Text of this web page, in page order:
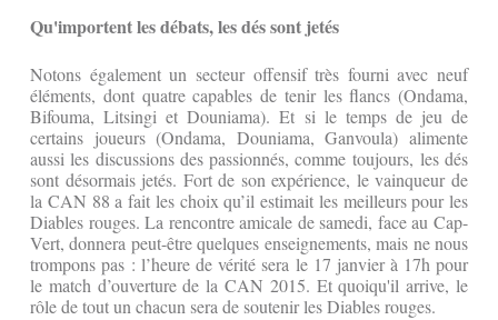
Qu'importent les débats, les dés sont jetés
Notons également un secteur offensif très fourni avec neuf
éléments, dont quatre capables de tenir les flancs (Ondama,
Bifouma, Litsingi et Douniama). Et si le temps de jeu de
certains joueurs (Ondama, Douniama, Ganvoula) alimente
aussi les discussions des passionnés, comme toujours, les dés
sont désormais jetés. Fort de son expérience, le vainqueur de
la CAN 88 a fait les choix qu’il estimait les meilleurs pour les
Diables rouges. La rencontre amicale de samedi, face au Cap-
Vert, donnera peut-être quelques enseignements, mais ne nous
trompons pas : l’heure de vérité sera le 17 janvier à 17h pour
le match d’ouverture de la CAN 2015. Et quoiqu'il arrive, le
rôle de tout un chacun sera de soutenir les Diables rouges.